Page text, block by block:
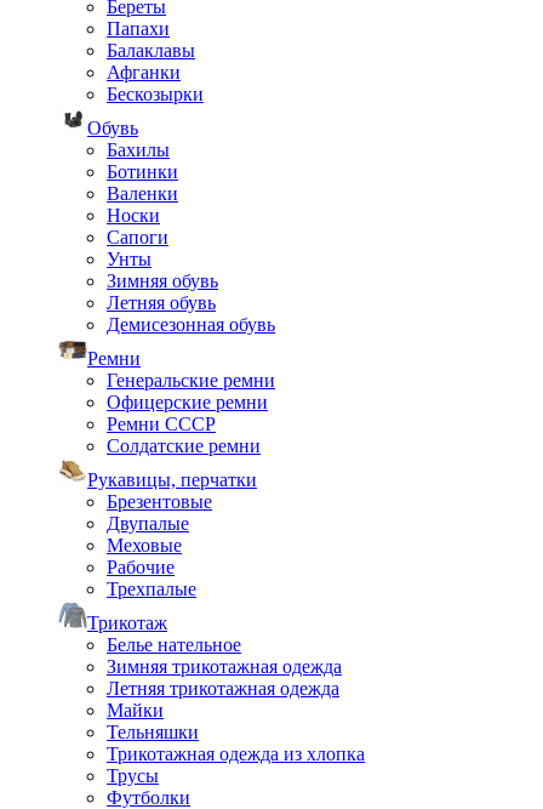
Береты
Папахи
Балаклавы
Афганки
Бескозырки
Обувь
Бахилы
Ботинки
Валенки
Носки
Сапоги
Унты
Зимняя обувь
Летняя обувь
Демисезонная обувь
Ремни
Генеральские ремни
Офицерские ремни
Ремни СССР
Солдатские ремни
Рукавицы, перчатки
Брезентовые
Двупалые
Меховые
Рабочие
Трехпалые
Трикотаж
Белье нательное
Зимняя трикотажная одежда
Летняя трикотажная одежда
Майки
Тельняшки
Трикотажная одежда из хлопка
Трусы
Футболки